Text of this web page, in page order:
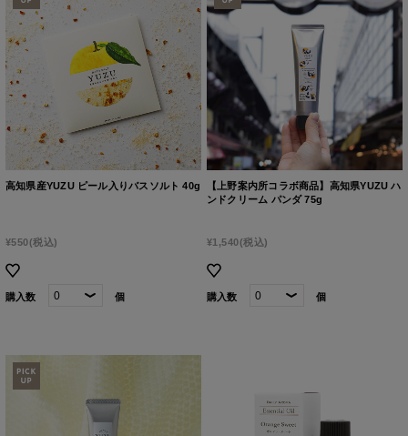
高知県産YUZU ピール入りバスソルト 40g
¥550(税込)
購入数 個
【上野案内所コラボ商品】高知県YUZU ハ
ンドクリーム パンダ 75g
¥1,540(税込)
購入数 個